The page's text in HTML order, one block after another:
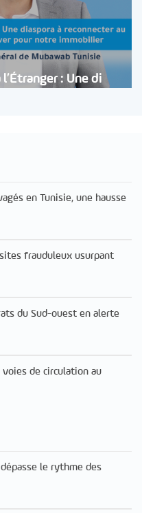
: Une di
en Tunisie, une hausse
frauduleux usurpant
du Sud-ouest en alerte
voies de circulation au
le rythme des